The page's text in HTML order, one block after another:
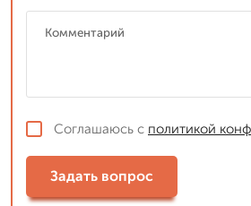
Соглашаюсь с политикой
Задать вопрос